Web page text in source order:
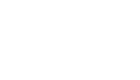
Richtung Thistlegorm
anzuzeigen Mit der Bahlul früh am